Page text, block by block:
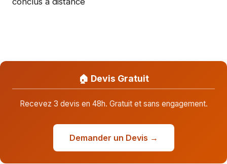
🏠 Devis Gratuit
Recevez 3 devis en 48h. Gratuit et sans engagement.
Demander un Devis →